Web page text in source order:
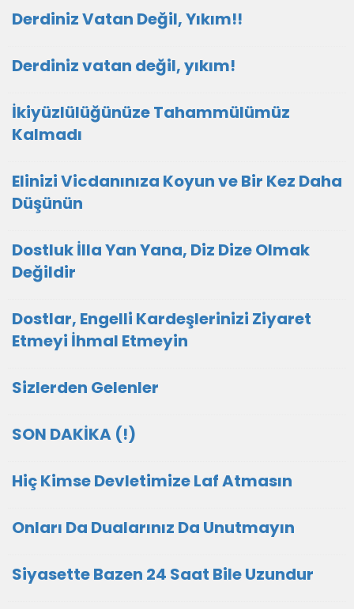
Derdiniz Vatan Değil, Yıkım!!
Derdiniz vatan değil, yıkım!
İkiyüzlülüğünüze Tahammülümüz
Kalmadı
Elinizi Vicdanınıza Koyun ve Bir Kez Daha
Düşünün
Dostluk İlla Yan Yana, Diz Dize Olmak
Değildir
Dostlar, Engelli Kardeşlerinizi Ziyaret
Etmeyi İhmal Etmeyin
Sizlerden Gelenler
SON DAKİKA (!)
Hiç Kimse Devletimize Laf Atmasın
Onları Da Dualarınız Da Unutmayın
Siyasette Bazen 24 Saat Bile Uzundur